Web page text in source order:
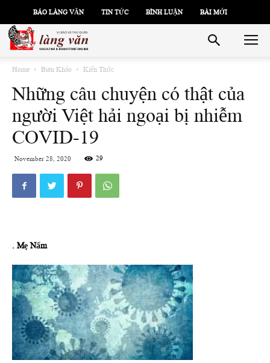
BÁO LÀNG VĂN TIN TỨC BÌNH LUẬN BÀI MỚI
Home Biên Khảo Kiến Thức
Những câu chuyện có thật của
người Việt hải ngoại bị nhiễm
COVID-19
November 28, 2020 29
. Mẹ Nấm